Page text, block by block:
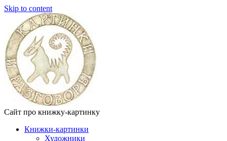
Skip to content
Сайт про книжку-картинку
Книжки-картинки
Художники